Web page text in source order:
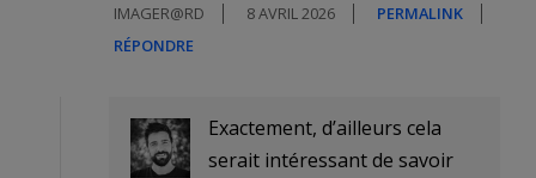
IMAGER@RD 8 AVRIL 2026
PERMALINK
RÉPONDRE
Exactement, d’ailleurs cela
serait intéressant de savoir